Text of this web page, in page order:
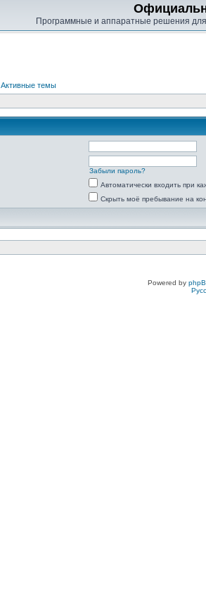
Программные и аппаратные решения
Активные темы
Забыли пароль?
Автоматически входить при
Скрыть моё пребывание на
Powered by